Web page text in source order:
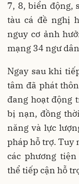
7, 8, biển động,
tàu cá đề nghị
nguy cơ ảnh
mạng 34 ngư
Ngay sau khi
tâm đã phát
đang hoạt động
bị nạn, đồng
năng và lực
pháp hỗ trợ. Tuy
các phương
thể tiếp cận hỗ